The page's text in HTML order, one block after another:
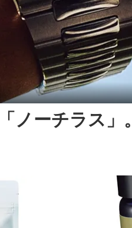
ノーチラス」